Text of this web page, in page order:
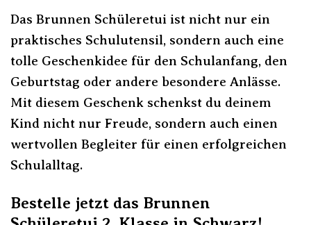
Das Brunnen Schüleretui ist nicht nur ein
praktisches Schulutensil, sondern auch eine
tolle Geschenkidee für den Schulanfang, den
Geburtstag oder andere besondere Anlässe.
Mit diesem Geschenk schenkst du deinem
Kind nicht nur Freude, sondern auch einen
wertvollen Begleiter für einen erfolgreichen
Schulalltag.
Bestelle jetzt das Brunnen